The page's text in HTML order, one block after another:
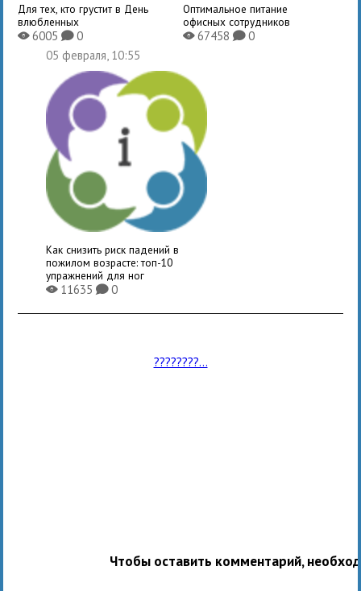
Для тех, кто грустит в День
влюбленных
X6005K0
Оптимальное питание
офисных сотрудников
X67458 K0
05 февраля, 10:55
Как снизить риск падений в
пожилом возрасте: топ-10
упражнений для ног
X11635K0
????????...
Чтобы оставить комментарий,